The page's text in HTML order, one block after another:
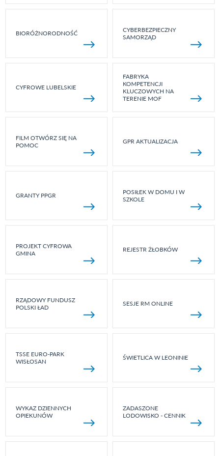
BIORÓŻNORODNOŚĆ
CYBERBEZPIECZNY
SAMORZĄD
CYFROWE LUBELSKIE
FABRYKA
KOMPETENCJI
KLUCZOWYCH NA
TERENIE MOF
FILM OTWÓRZ SIĘ NA
POMOC
GPR AKTUALIZACJA
GRANTY PPGR
POSIŁEK W DOMU I W
SZKOLE
PROJEKT CYFROWA
GMINA
REJESTR ŻŁOBKÓW
RZĄDOWY FUNDUSZ
POLSKI ŁAD
SESJE RM ONLINE
TSSE EURO-PARK
WISŁOSAN
ŚWIETLICA W LEONINIE
WYKAZ DZIENNYCH
OPIEKUNÓW
ZADASZONE
LODOWISKO - CENNIK